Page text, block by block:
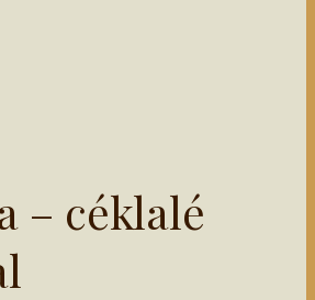
– céklalé